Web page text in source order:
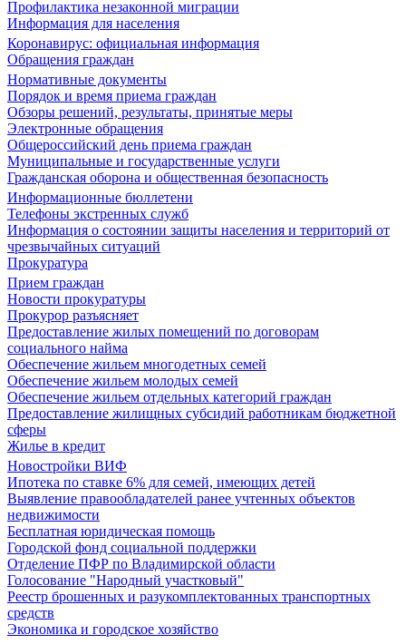
Профилактика незаконной миграции
Информация для населения
Коронавирус: официальная информация
Обращения граждан
Нормативные документы
Порядок и время приема граждан
Обзоры решений, результаты, принятые меры
Электронные обращения
Общероссийский день приема граждан
Муниципальные и государственные услуги
Гражданская оборона и общественная безопасность
Информационные бюллетени
Телефоны экстренных служб
Информация о состоянии защиты населения и территорий от
чрезвычайных ситуаций
Прокуратура
Прием граждан
Новости прокуратуры
Прокурор разъясняет
Предоставление жилых помещений по договорам
социального найма
Обеспечение жильем многодетных семей
Обеспечение жильем молодых семей
Обеспечение жильем отдельных категорий граждан
Предоставление жилищных субсидий работникам бюджетной
сферы
Жилье в кредит
Новостройки ВИФ
Ипотека по ставке 6% для семей, имеющих детей
Выявление правообладателей ранее учтенных объектов
недвижимости
Бесплатная юридическая помощь
Городской фонд социальной поддержки
Отделение ПФР по Владимирской области
Голосование "Народный участковый"
Реестр брошенных и разукомплектованных транспортных
средств
Экономика и городское хозяйство